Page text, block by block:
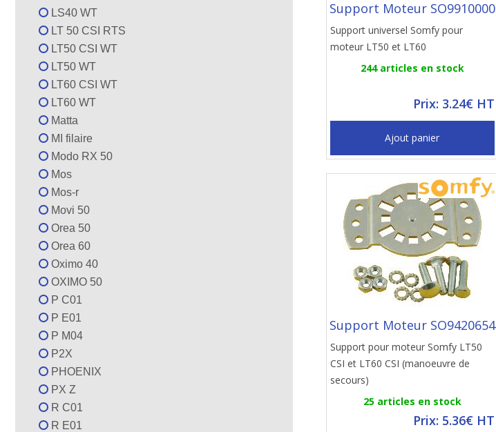
LS40 WT
LT 50 CSI RTS
LT50 CSI WT
LT50 WT
LT60 CSI WT
LT60 WT
Matta
MI filaire
Modo RX 50
Mos
Mos-r
Movi 50
Orea 50
Orea 60
Oximo 40
OXIMO 50
P C01
P E01
P M04
P2X
PHOENIX
PX Z
R C01
R E01
Support Moteur SO9910000
Support universel Somfy pour
moteur LT50 et LT60
244 articles en stock
Prix: 3.24€ HT
Ajout panier
Support Moteur SO9420654
Support pour moteur Somfy LT50
CSI et LT60 CSI (manoeuvre de
secours)
25 articles en stock
Prix: 5.36€ HT